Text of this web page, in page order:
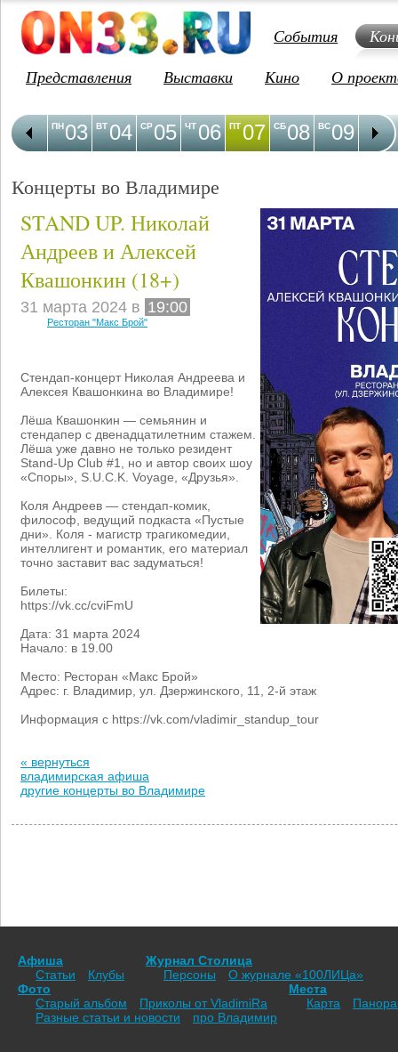
События
Представления
Выставки Кино О
03
ПН 04
ВТ 05
СР 06
ЧТ 07
ПТ 08
СБ 09
ВС 10
ПН
Концерты во Владимире
STAND UP. Николай
Андреев и Алексей
Квашонкин (18+)
31 марта 2024 в 19:00
Ресторан "Макс Брой"
Стендап-концерт Николая Андреева и
Алексея Квашонкина во Владимире!
Лёша Квашонкин — семьянин и
стендапер с двенадцатилетним стажем.
Лёша уже давно не только резидент
Stand-Up Club #1, но и автор своих шоу
«Споры», S.U.C.K. Voyage, «Друзья».
Коля Андреев — стендап-комик,
философ, ведущий подкаста «Пустые
дни». Коля - магистр трагикомедии,
интеллигент и романтик, его материал
точно заставит вас задуматься!
Билеты:
https://vk.cc/cviFmU
Дата: 31 марта 2024
Начало: в 19.00
Место: Ресторан «Макс Брой»
Адрес: г. Владимир, ул. Дзержинского, 11, 2-й этаж
Информация с https://vk.com/vladimir_standup_tour
« вернуться
владимирская афиша
другие концерты во Владимире
Афиша
Статьи
Клубы
Журнал Столица
Персоны
О журнале «100ЛИЦа»
Фото
Старый альбом
Приколы от VladimiRа
Места
Карта
Разные статьи и новости
про Владимир